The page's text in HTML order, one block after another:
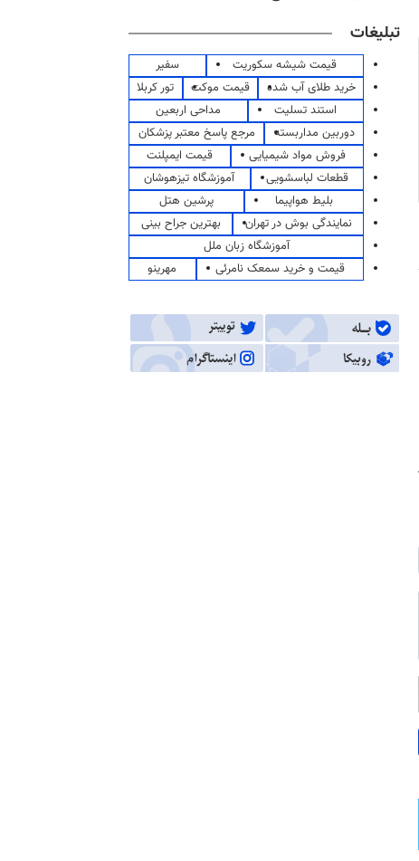
تبلیغات
قیمت شیشه سکوریت
سفیر
خرید طلای آب شده
قیمت موکت
تور کربلا
استند تسلیت
مداحی اربعین
دوربین مداربسته
مرجع پاسخ معتبر پزشکان
فروش مواد شیمیایی
قیمت ایمپلنت
قطعات لباسشویی
آموزشگاه تیزهوشان
بلیط هواپیما
پرشین هتل
نمایندگی بوش در تهران
بهترین جراح بینی
آموزشگاه زبان ملل
قیمت و خرید سمعک نامرئی
مهرینو